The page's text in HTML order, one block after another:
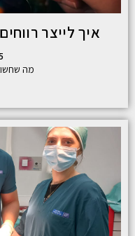
איך לייצר
מה